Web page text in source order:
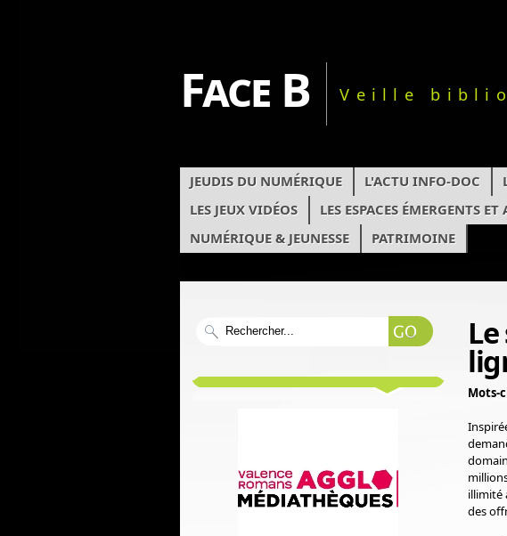
Face B Veille
JEUDIS DU NUMÉRIQUE L'ACTU INFO-DOC
LES JEUX VIDÉOS
LES ESPACES ÉMERGENTS
NUMÉRIQUE & JEUNESSE
PATRIMOINE
Mots-
illimité
des